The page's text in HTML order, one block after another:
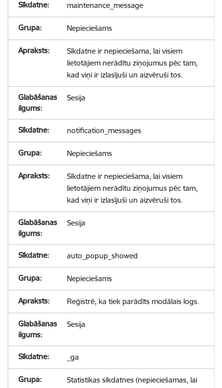
maintenance_message
Nepieciešams
Sīkdatne ir nepieciešama, lai visiem
lietotājiem nerādītu ziņojumus pēc tam,
kad viņi ir izlasījuši un aizvēruši tos.
Sesija
notification_messages
Nepieciešams
Sīkdatne ir nepieciešama, lai visiem
lietotājiem nerādītu ziņojumus pēc tam,
kad viņi ir izlasījuši un aizvēruši tos.
Sesija
auto_popup_showed
Nepieciešams
Reģistrē, ka tiek parādīts modālais logs.
Sesija
_ga
Statistikas sīkdatnes (nepieciešamas, lai